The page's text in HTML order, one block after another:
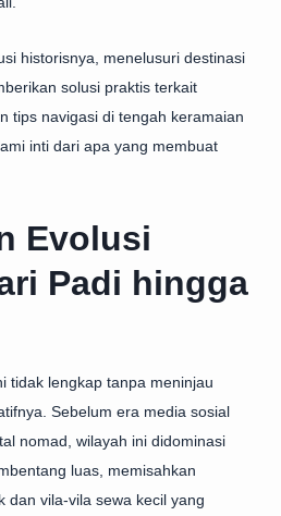
historisnya, menelusuri destinasi
solusi praktis terkait
tips navigasi di tengah keramaian
inti dari apa yang membuat
Evolusi
Padi hingga
tidak lengkap tanpa meninjau
Sebelum era media sosial
nomad, wilayah ini didominasi
luas, memisahkan
dan vila-vila sewa kecil yang